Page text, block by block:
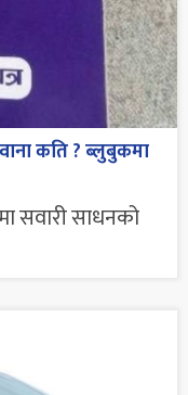
कति ? ब्लुबुकमा
सवारी साधनको